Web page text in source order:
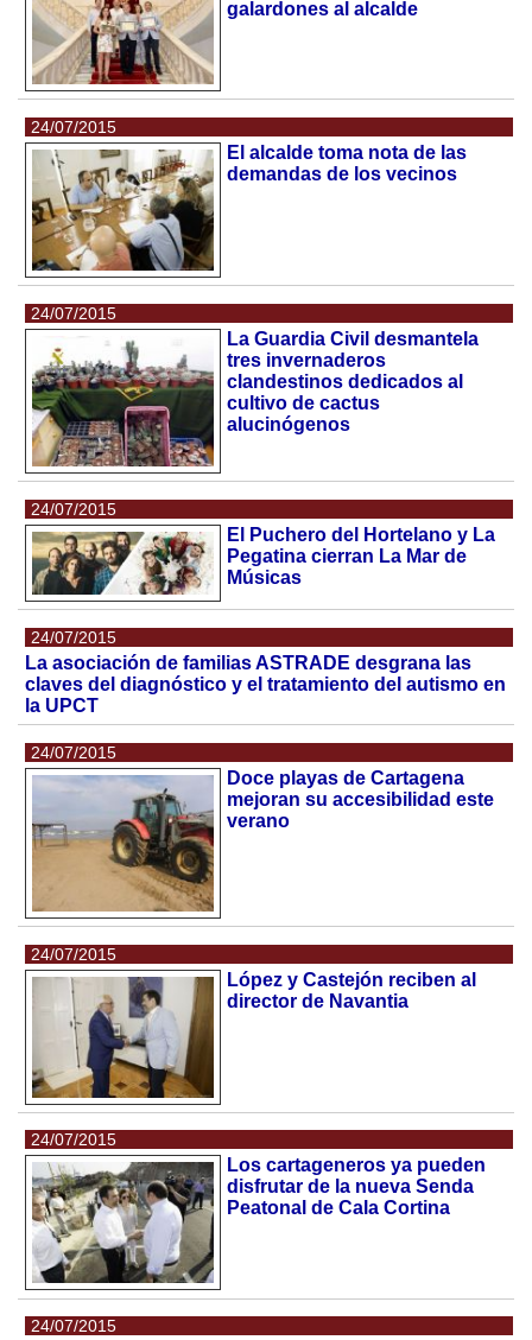
galardones al alcalde
24/07/2015
El alcalde toma nota de las
demandas de los vecinos
24/07/2015
La Guardia Civil desmantela
tres invernaderos
clandestinos dedicados al
cultivo de cactus
alucinógenos
24/07/2015
El Puchero del Hortelano y La
Pegatina cierran La Mar de
Músicas
24/07/2015
La asociación de familias ASTRADE desgrana las
claves del diagnóstico y el tratamiento del autismo en
la UPCT
24/07/2015
Doce playas de Cartagena
mejoran su accesibilidad este
verano
24/07/2015
López y Castejón reciben al
director de Navantia
24/07/2015
Los cartageneros ya pueden
disfrutar de la nueva Senda
Peatonal de Cala Cortina
24/07/2015